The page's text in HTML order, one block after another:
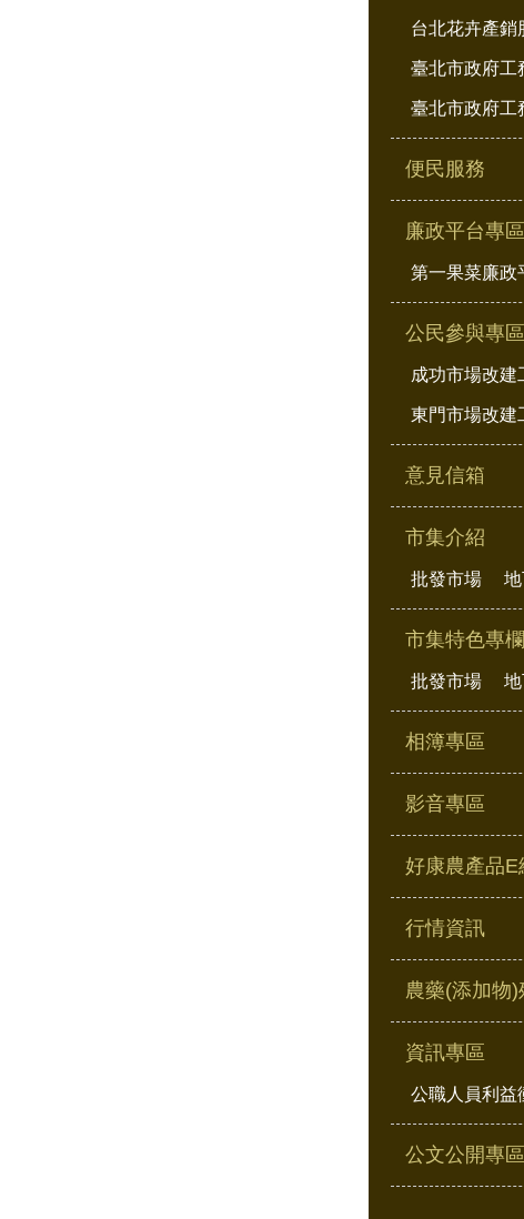
台北花卉產銷
臺北市政府工
臺北市政府工
便民服務
廉政平台專區
第一果菜廉政
公民參與專區
成功市場改建
東門市場改建
意見信箱
市集介紹
批發市場
市集特色專欄
批發市場
相簿專區
影音專區
好康農產品E
行情資訊
農藥(添加物
資訊專區
公職人員利益
公文公開專區